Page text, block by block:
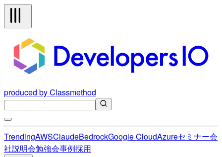
produced by Classmethod
TrendingAWSClaudeBedrockGoogle CloudAzureセミナー会
社説明会勉強会事例採用